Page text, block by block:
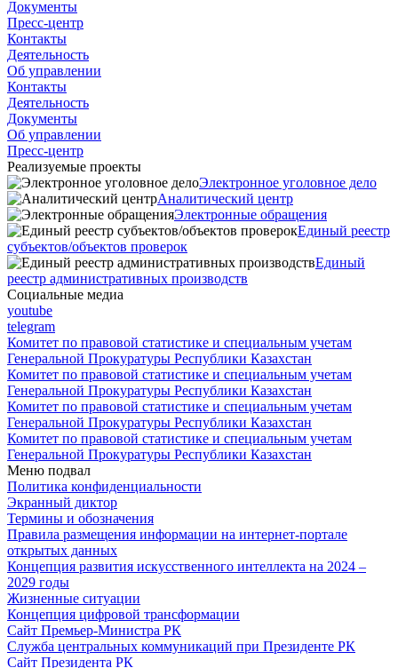
Документы
Пресс-центр
Контакты
Деятельность
Об управлении
Контакты
Деятельность
Документы
Об управлении
Пресс-центр
Реализуемые проекты
Электронное уголовное дело
Аналитический центр
Электронные обращения
Единый реестр
субъектов/объектов проверок
Единый
реестр административных производств
Социальные медиа
youtube
telegram
Комитет по правовой статистике и специальным учетам
Генеральной Прокуратуры Республики Казахстан
Комитет по правовой статистике и специальным учетам
Генеральной Прокуратуры Республики Казахстан
Комитет по правовой статистике и специальным учетам
Генеральной Прокуратуры Республики Казахстан
Комитет по правовой статистике и специальным учетам
Генеральной Прокуратуры Республики Казахстан
Меню подвал
Политика конфиденциальности
Экранный диктор
Термины и обозначения
Правила размещения информации на интернет-портале
открытых данных
Концепция развития искусственного интеллекта на 2024 –
2029 годы
Жизненные ситуации
Концепция цифровой трансформации
Сайт Премьер-Министра РК
Служба центральных коммуникаций при Президенте РК
Сайт Президента РК